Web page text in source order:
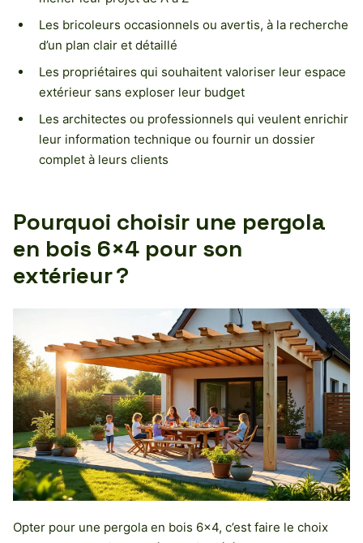
Les bricoleurs occasionnels ou avertis, à la recherche
d’un plan clair et détaillé
Les propriétaires qui souhaitent valoriser leur espace
extérieur sans exploser leur budget
Les architectes ou professionnels qui veulent enrichir
leur information technique ou fournir un dossier
complet à leurs clients
Pourquoi choisir une pergola
en bois 6×4 pour son
extérieur ?
Opter pour une pergola en bois 6×4, c’est faire le choix